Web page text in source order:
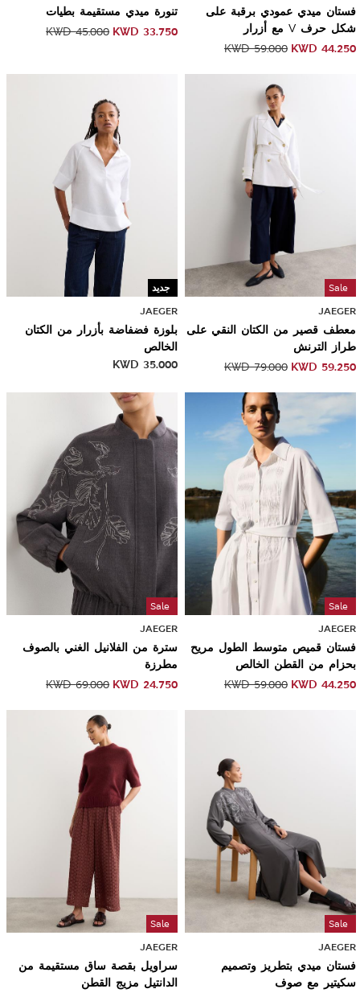
فستان ميدي عمودي برقبة على
شكل حرف V مع أزرار
KWD 44.250
KWD59.000
تنورة ميدي مستقيمة بطيات
KWD 33.750
KWD45.000
Sale
JAEGER
معطف قصير من الكتان النقي على
طراز الترنش
KWD 59.250
KWD79.000
جديد
JAEGER
بلوزة فضفاضة بأزرار من الكتان
الخالص
KWD 35.000
Sale
JAEGER
فستان قميص متوسط الطول مريح
بحزام من القطن الخالص
KWD 44.250
KWD59.000
Sale
JAEGER
سترة من الفلانيل الغني بالصوف
مطرزة
KWD 24.750
KWD69.000
Sale
JAEGER
فستان ميدي بتطريز وتصميم
سكيتير مع صوف
Sale
JAEGER
سراويل بقصة ساق مستقيمة من
الدانتيل مزيج القطن